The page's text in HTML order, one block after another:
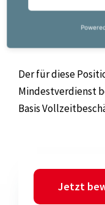
Der für diese
Mindestverdienst
Basis
Jetzt